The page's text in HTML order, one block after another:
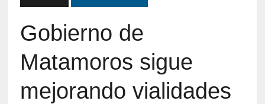
Gobierno de
Matamoros sigue
mejorando vialidades